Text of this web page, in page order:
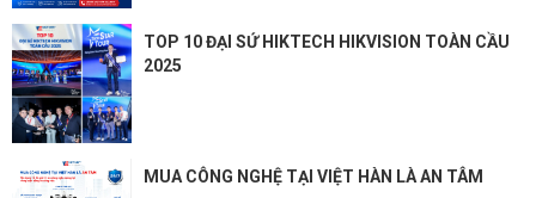
TOP 10 ĐẠI SỨ HIKTECH HIKVISION TOÀN CẦU
2025
MUA CÔNG NGHỆ TẠI VIỆT HÀN LÀ AN TÂM